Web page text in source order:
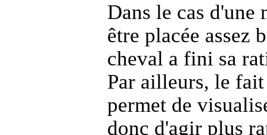
Dans le cas
être placée assez
cheval a fini sa
Par ailleurs, le
permet de
donc d'agir plus